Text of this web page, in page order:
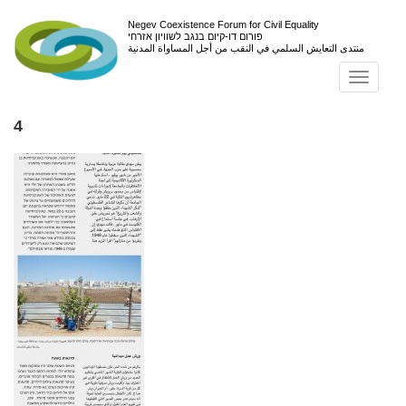
Negev Coexistence Forum for Civil Equality
פורום דו-קיום בנגב לשוויון אזרחי
منتدى التعايش السلمي في النقب من أجل المساواة المدنية
4